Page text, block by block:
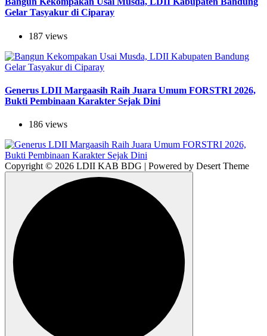
Gelar Tasyakur di Ciparay
187 views
Generus LDII Margaasih Raih Juara Umum FORSTRI 2026,
Bukti Pembinaan Karakter Sejak Dini
186 views
Copyright © 2026 LDII KAB BDG | Powered by Desert Theme